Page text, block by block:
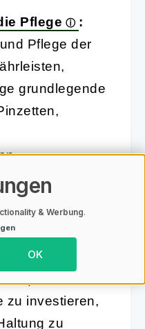
Pflege
:
Pflege der
grundlegende
und
dazu bei,
und aktiv
zu investieren,
zu
& Werbung.
OK